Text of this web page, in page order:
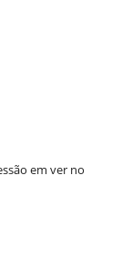
em ver no